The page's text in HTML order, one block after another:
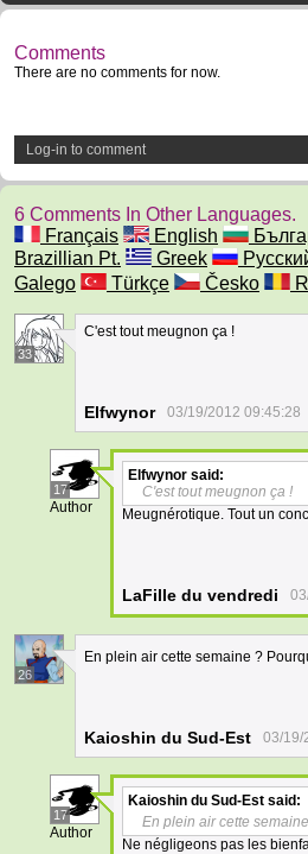
Comments
There are no comments for now.
Log-in to comment
6 Comments In Other Languages.
Français
English
Brazillian Pt.
Greek
Galego
Türkçe Česko
33
C'est tout meugnon ça !
Elfwynor 03/19/2012 09:45:28
17
Author
Elfwynor said:
C'est tout meugnon ça !
Meugnérotique. Tout un
LaFille du vendredi
26
En plein air cette semaine ?
Kaioshin du Sud-Est 03/19/
17
Author
Kaioshin du Sud-Est said:
En plein air cette
Ne négligeons pas les